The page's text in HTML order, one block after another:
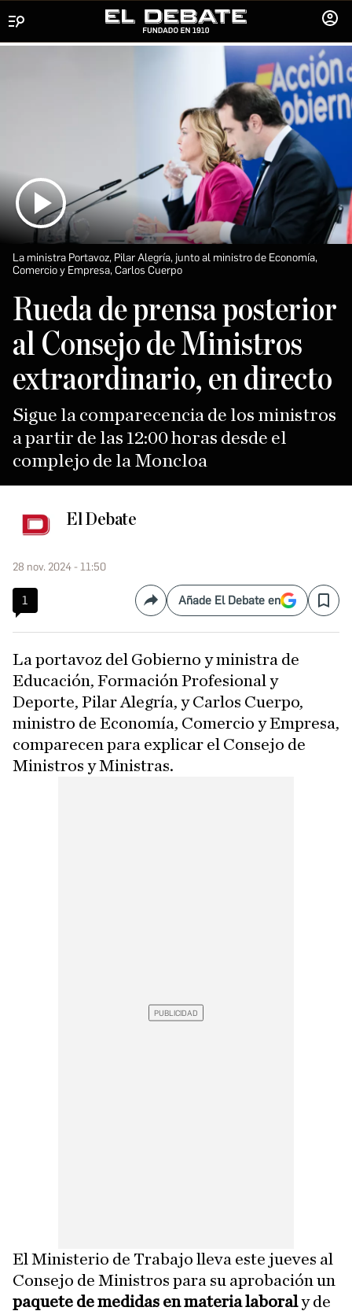
SESIÓN
La ministra Portavoz, Pilar Alegría, junto al ministro de Economía,
Comercio y Empresa, Carlos Cuerpo
Rueda de prensa posterior
al Consejo de Ministros
extraordinario, en directo
Sigue la comparecencia de los ministros
a partir de las 12:00 horas desde el
complejo de la Moncloa
El Debate
28 nov. 2024 - 11:50
1 CompartirAñade El Debate en Save
La portavoz del Gobierno y ministra de
Educación, Formación Profesional y
Deporte, Pilar Alegría, y Carlos Cuerpo,
ministro de Economía, Comercio y Empresa,
comparecen para explicar el Consejo de
Ministros y Ministras.
El Ministerio de Trabajo lleva este jueves al
Consejo de Ministros para su aprobación un
paquete de medidas en materia laboraly de